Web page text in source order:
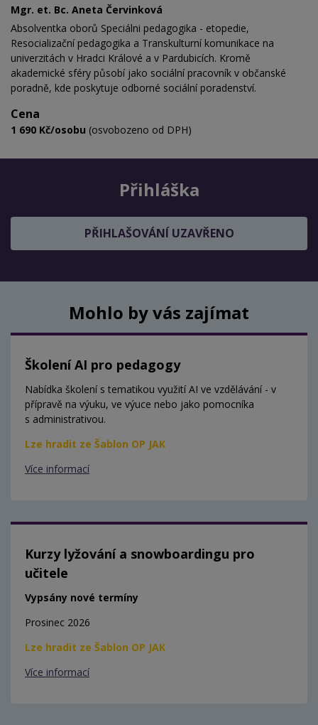
Mgr. et. Bc. Aneta Červinková
Absolventka oborů Speciálni pedagogika - etopedie,
Resocializační pedagogika a Transkulturní komunikace na
univerzitách v Hradci Králové a v Pardubicích. Kromě
akademické sféry působí jako sociální pracovník v občanské
poradně, kde poskytuje odborné sociální poradenství.
Cena
1 690 Kč/osobu (osvobozeno od DPH)
Přihláška
PŘIHLAŠOVÁNÍ UZAVŘENO
Mohlo by vás zajímat
Školení AI pro pedagogy
Nabídka školení s tematikou využití AI ve vzdělávání - v
přípravě na výuku, ve výuce nebo jako pomocníka
s administrativou.
Lze hradit ze Šablon OP JAK
Více informací
Kurzy lyžování a snowboardingu pro
učitele
Vypsány nové termíny
Prosinec 2026
Lze hradit ze Šablon OP JAK
Více informací